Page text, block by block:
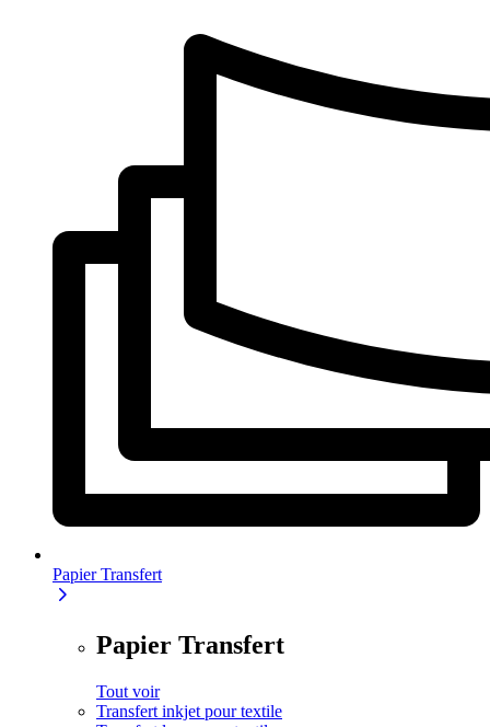
Papier Transfert
Papier Transfert
Tout voir
Transfert inkjet pour textile